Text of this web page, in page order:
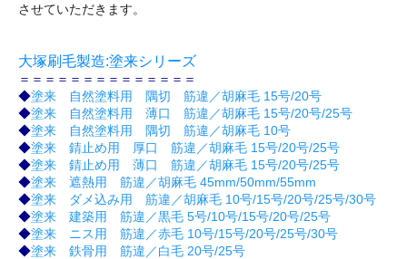
させていただきます。
大塚刷毛製造:塗来シリーズ
＝＝＝＝＝＝＝＝＝＝＝＝＝＝
◆塗来 自然塗料用 隅切 筋違／胡麻毛 15号/20号
◆塗来 自然塗料用 薄口 筋違／胡麻毛 15号/20号/25号
◆塗来 自然塗料用 隅切 筋違／胡麻毛 10号
◆塗来 錆止め用 厚口 筋違／胡麻毛 15号/20号/25号
◆塗来 錆止め用 薄口 筋違／胡麻毛 15号/20号/25号
◆塗来 遮熱用 筋違／胡麻毛 45mm/50mm/55mm
◆塗来 ダメ込み用 筋違／胡麻毛 10号/15号/20号/25号/30号
◆塗来 建築用 筋違／黒毛 5号/10号/15号/20号/25号
◆塗来 ニス用 筋違／赤毛 10号/15号/20号/25号/30号
◆塗来 鉄骨用 筋違／白毛 20号/25号